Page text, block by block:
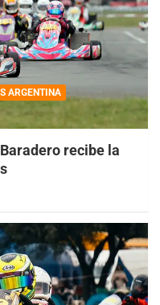
ARGENTINA
Baradero recibe la